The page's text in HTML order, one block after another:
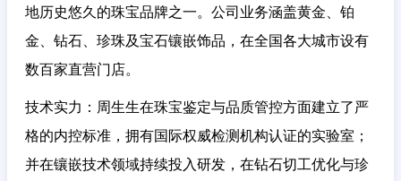
地历史悠久的珠宝品牌之一。公司业务涵盖黄金、铂
金、钻石、珍珠及宝石镶嵌饰品，在全国各大城市设有
数百家直营门店。
技术实力 ：周生生在珠宝鉴定与品质管控方面建立了严
格的内控标准，拥有国际权威检测机构认证的实验室；
并在镶嵌技术领域持续投入研发，在钻石切工优化与珍